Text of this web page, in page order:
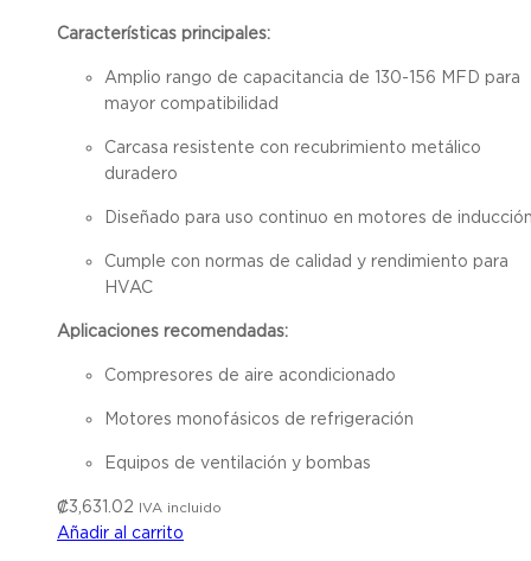
Características principales:
Amplio rango de capacitancia de 130-156 MFD para
mayor compatibilidad
Carcasa resistente con recubrimiento metálico
duradero
Diseñado para uso continuo en motores de
Cumple con normas de calidad y rendimiento para
HVAC
Aplicaciones recomendadas:
Compresores de aire acondicionado
Motores monofásicos de refrigeración
Equipos de ventilación y bombas
₡3,631.02 IVA incluido
Añadir al carrito